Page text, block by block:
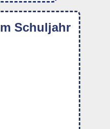
Schuljahr